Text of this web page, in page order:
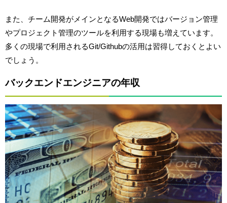
また、チーム開発がメインとなるWeb開発ではバージョン管理
やプロジェクト管理のツールを利用する現場も増えています。
多くの現場で利用されるGit/Githubの活用は習得しておくとよい
でしょう。
バックエンドエンジニアの年収